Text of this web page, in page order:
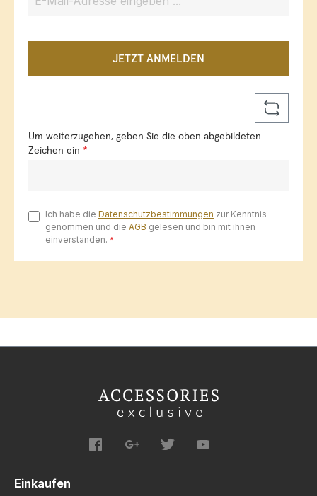
JETZT ANMELDEN
Um weiterzugehen, geben Sie die oben abgebildeten
Zeichen ein *
Ich habe die Datenschutzbestimmungen zur Kenntnis
genommen und die AGB gelesen und bin mit ihnen
einverstanden. *
Einkaufen